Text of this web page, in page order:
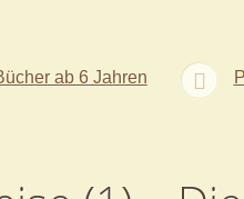
ab 6 Jahren